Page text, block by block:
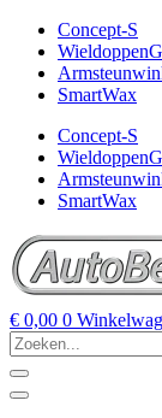
Concept-S
SmartWax
Concept-S
SmartWax
€ 0,00 0